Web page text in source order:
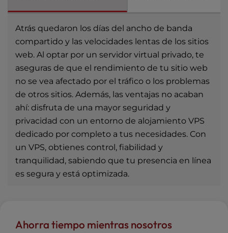
Atrás quedaron los días del ancho de banda
compartido y las velocidades lentas de los sitios
web. Al optar por un servidor virtual privado, te
aseguras de que el rendimiento de tu sitio web
no se vea afectado por el tráfico o los problemas
de otros sitios. Además, las ventajas no acaban
ahí: disfruta de una mayor seguridad y
privacidad con un entorno de alojamiento VPS
dedicado por completo a tus necesidades. Con
un VPS, obtienes control, fiabilidad y
tranquilidad, sabiendo que tu presencia en línea
es segura y está optimizada.
Ahorra tiempo mientras nosotros